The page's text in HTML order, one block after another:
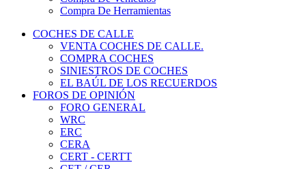
COCHES DE CALLE
VENTA COCHES DE CALLE.
COMPRA COCHES
SINIESTROS DE COCHES
EL BAÚL DE LOS RECUERDOS
FOROS DE OPINIÓN
FORO GENERAL
WRC
ERC
CERA
CERT - CERTT
CET / CER
FORO TÉCNICO